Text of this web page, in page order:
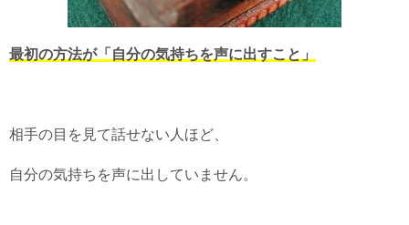
最初の方法が「自分の気持ちを声に出すこと」
相手の目を見て話せない人ほど、
自分の気持ちを声に出していません。